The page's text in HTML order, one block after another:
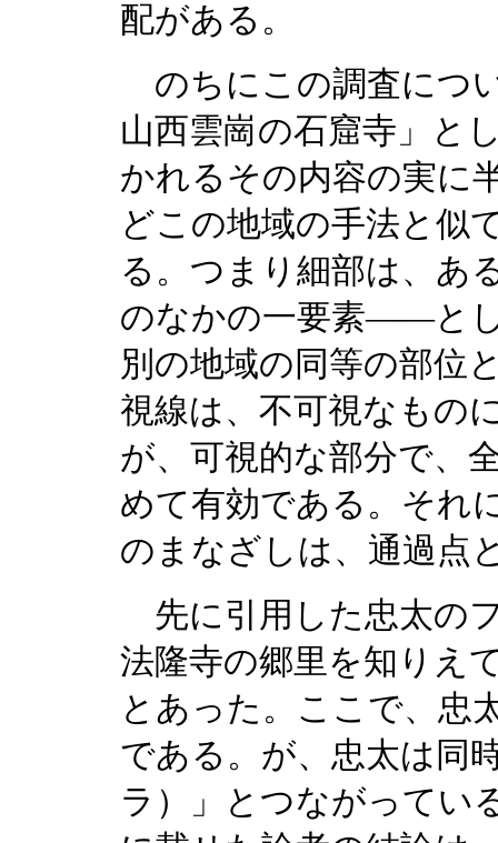
配がある。
のちにこの調査につ
山西雲崗の石窟寺」と
かれるその内容の実に
どこの地域の手法と似
る。つまり細部は、
のなかの一要素——と
別の地域の同等の部位
視線は、不可視なもの
が、可視的な部分で、
めて有効である。それ
のまなざしは、通過点
先に引用した忠太の
法隆寺の郷里を知りえ
とあった。ここで、忠
である。が、忠太は同
ラ）」とつながってい